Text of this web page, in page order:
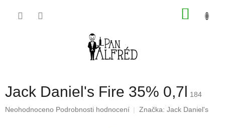
Jack Daniel's Fire 35% 0,7l
184
Průměrné
Neohodnoceno Podrobnosti hodnocení Značka: Jack Daniel's